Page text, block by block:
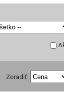
Zoradiť: